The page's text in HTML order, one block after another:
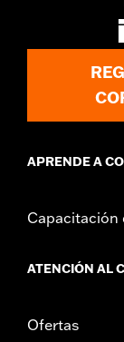
APRENDE A
Capacitación
ATENCIÓN AL
Ofertas